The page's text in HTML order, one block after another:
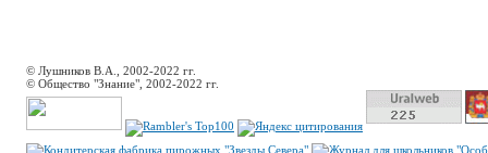
© Лушников В.А., 2002-2022 гг.
© Общество "Знание", 2002-2022 гг.